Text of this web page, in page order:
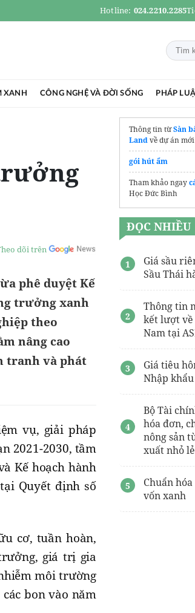
Hotline: 024.2210.2285
XANH CÔNG NGHỆ VÀ ĐỜI SỐNG PHÁP
dõi trên
phê duyệt Kế
trưởng xanh
theo
nâng cao
tranh và phát
vụ, giải pháp
2021-2030, tầm
Kế hoạch hành
Quyết định số
cơ, tuần hoàn,
giá trị gia
môi trường
bon vào năm
Thông tin từSàn
Landvề dự án mới
gói hút ẩm
Tham khảo ngay
Học Đức Bình
ĐỌC NHIỀU
Giá sầu
Sầu Thái
Thông tin
kết lượt
Nam tại
Giá tiêu
Nhập
Bộ Tài
hóa đơn,
nông sản
xuất nhỏ lẻ
Chuẩn
vốn xanh